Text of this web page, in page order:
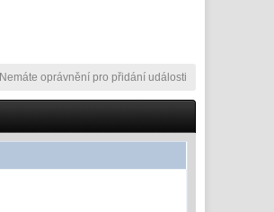
Nemáte oprávnění pro přidání události